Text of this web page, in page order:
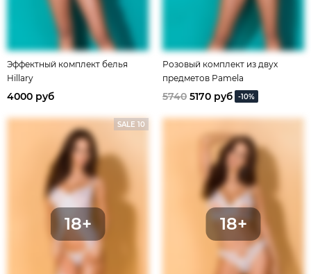
Эффектный комплект белья
Hillary
4000 руб
Розовый комплект из двух
предметов Pamela
5740 5170 руб -10%
SALE 10